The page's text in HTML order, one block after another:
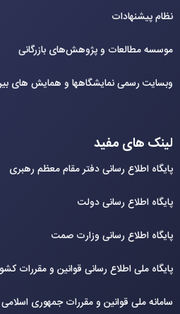
نظام پیشنهادات
موسسه مطالعات و پژوهش‌های بازرگانی
وبسایت رسمی نمایشگاهها و همایش های بین‌
لینک های مفید
پایگاه اطلاع رسانی دفتر مقام معظم رهبری
پایگاه اطلاع رسانی دولت
پایگاه اطلاع رسانی وزارت صمت
پایگاه ملی اطلاع رسانی قوانین و مقررات
سامانه ملی قوانین و مقررات جمهوری اسلامی